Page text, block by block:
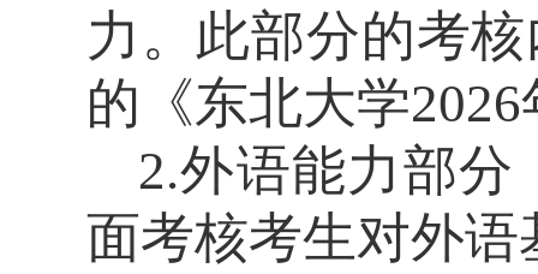
力。此部分的考
的《东北大学2026
2.外语能力部分
面考核考生对外